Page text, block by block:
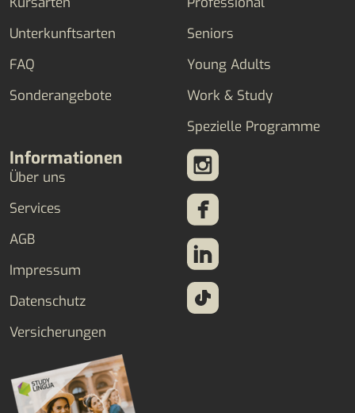
Unterkunftsarten
FAQ
Sonderangebote
Seniors
Young Adults
Work & Study
Spezielle Programme
Informationen
Über uns
Services
AGB
Impressum
Datenschutz
Versicherungen